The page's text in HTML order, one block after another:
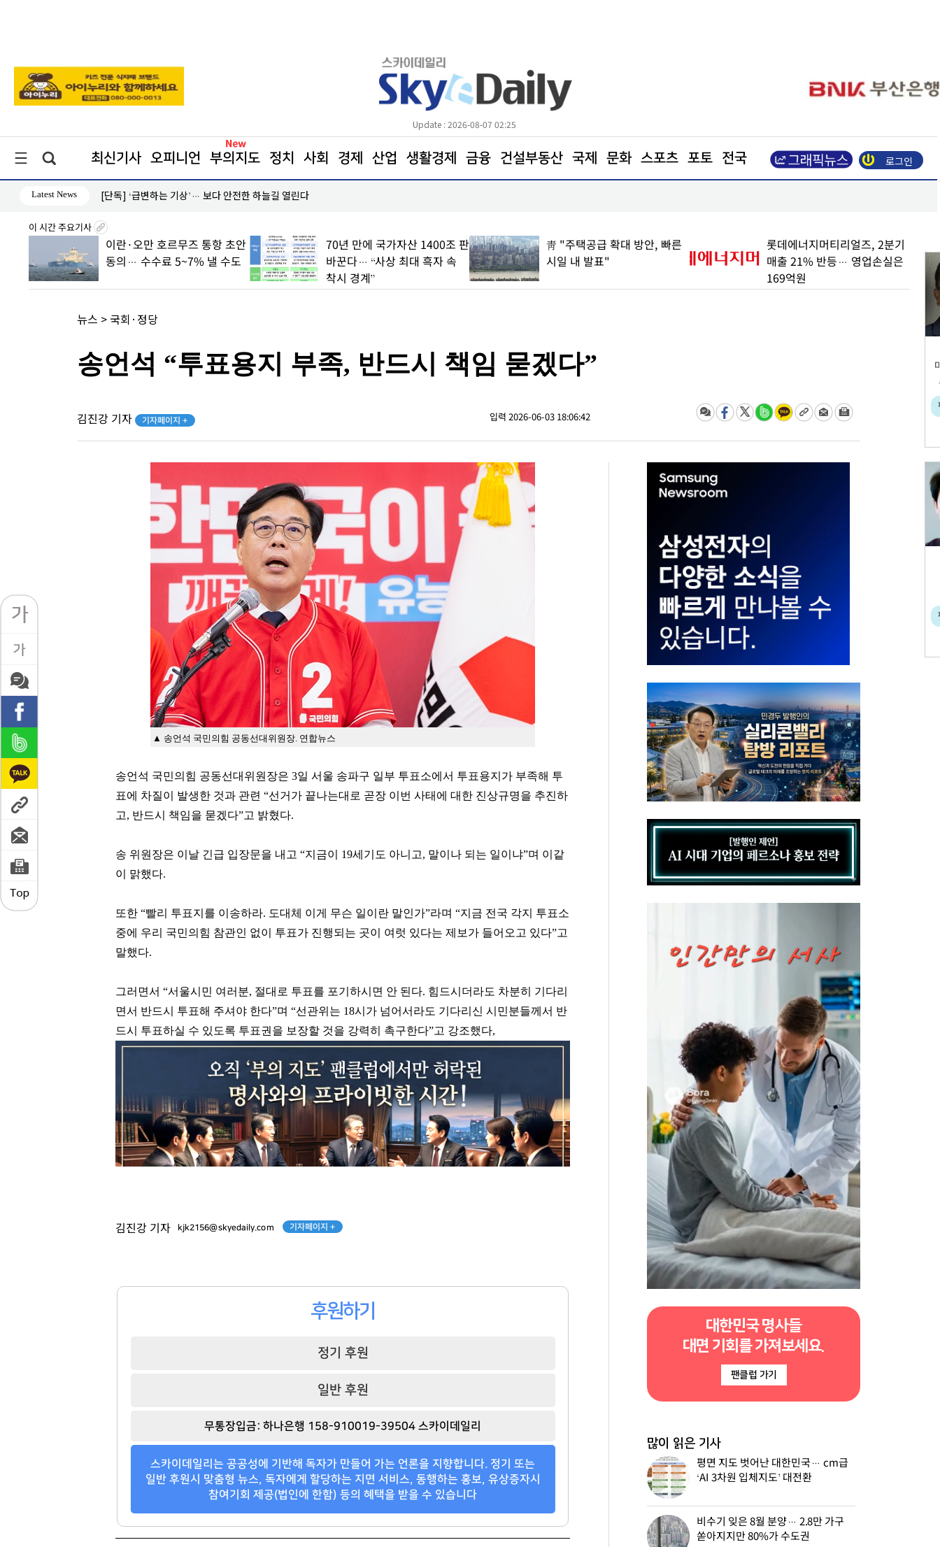
Update : 2026-08-07 02:25
최신기사 오피니언 부의지도 정치 사회 경제 산업 생활경제 금융 건설부동산 국제 문화 스포츠 포토 전국 로그인
Latest News [단독] ‘급변하는 기상’… 보다 안전한 하늘길 열린다
이 시간 주요기사
이란·오만 호르무즈 통항 초안
동의… 수수료 5~7% 낼 수도
70년 만에 국가자산 1400조 판
바꾼다… “사상 최대 흑자 속
착시 경계”
靑 "주택공급 확대 방안, 빠른
시일 내 발표"
롯데에너지머티리얼즈, 2분기
매출 21% 반등… 영업손실은
169억원
뉴스 > 국회·정당
송언석 “투표용지 부족, 반드시 책임 묻겠다”
김진강 기자 기자페이지 + 입력 2026-06-03 18:06:42
▲ 송언석 국민의힘 공동선대위원장. 연합뉴스
송언석 국민의힘 공동선대위원장은 3일 서울 송파구 일부 투표소에서 투표용지가 부족해 투
표에 차질이 발생한 것과 관련 “선거가 끝나는대로 곧장 이번 사태에 대한 진상규명을 추진하
고, 반드시 책임을 묻겠다”고 밝혔다.
송 위원장은 이날 긴급 입장문을 내고 “지금이 19세기도 아니고, 말이나 되는 일이냐”며 이같
이 맑했다.
또한 “빨리 투표지를 이송하라. 도대체 이게 무슨 일이란 말인가”라며 “지금 전국 각지 투표소
중에 우리 국민의힘 참관인 없이 투표가 진행되는 곳이 여럿 있다는 제보가 들어오고 있다”고
말했다.
그러면서 “서울시민 여러분, 절대로 투표를 포기하시면 안 된다. 힘드시더라도 차분히 기다리
면서 반드시 투표해 주셔야 한다”며 “선관위는 18시가 넘어서라도 기다리신 시민분들께서 반
드시 투표하실 수 있도록 투표권을 보장할 것을 강력히 촉구한다”고 강조했다,
연세힐하우스1
팬클럽 참여
일동제약
신한엔시모
팬클럽 참여
352
최재원
SK그룹
트라움하우스5차
팬클럽 참여
373
두산그룹
주택
팬클럽 참여
99
지엔에스주택전시관
팬클럽 참여
김진강 기자 kjk2156@skyedaily.com 기자페이지 +
후원하기
정기 후원
일반 후원
무통장입금: 하나은행 158-910019-39504 스카이데일리
스카이데일리는 공공성에 기반해 독자가 만들어 가는 언론을 지향합니다. 정기 또는
일반 후원시 맞춤형 뉴스, 독자에게 할당하는 지면 서비스, 동행하는 홍보, 유상증자시
참여기회 제공(법인에 한함) 등의 혜택을 받을 수 있습니다
대한민국 명사들
대면 기회를 가져보세요.
팬클럽 가기
많이 읽은 기사
평면 지도 벗어난 대한민국… cm급
‘AI 3차원 입체지도’ 대전환
비수기 잊은 8월 분양… 2.8만 가구
쏟아지지만 80%가 수도권